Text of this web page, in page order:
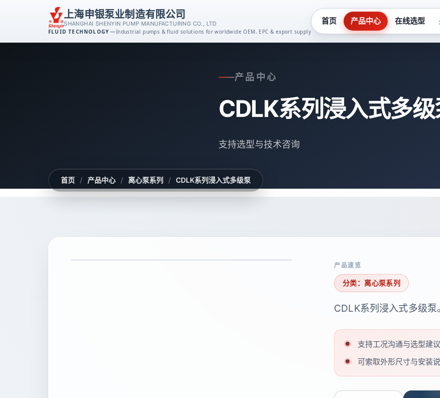
上海申银泵业制造有限公司
SHANGHAI SHENYIN PUMP MANUFACTURING CO., LTD
FLUID TECHNOLOGY —Industrial pumps & fluid solutions for worldwide OEM, EPC & export supply
首页 产品中心
不锈钢泵系列
多级泵系列
隔膜泵系列
卫生泵
在线选型
产品中心
CDLK系列浸入式多
支持选型与技术咨询
首页 / 产品中心 / 离心泵系列 / CDLK系列浸入式多级泵
产品速览
分类：离心泵系列
CDLK系列浸入式多级泵
支持工况沟通与选型建议
可索取外形尺寸与安装